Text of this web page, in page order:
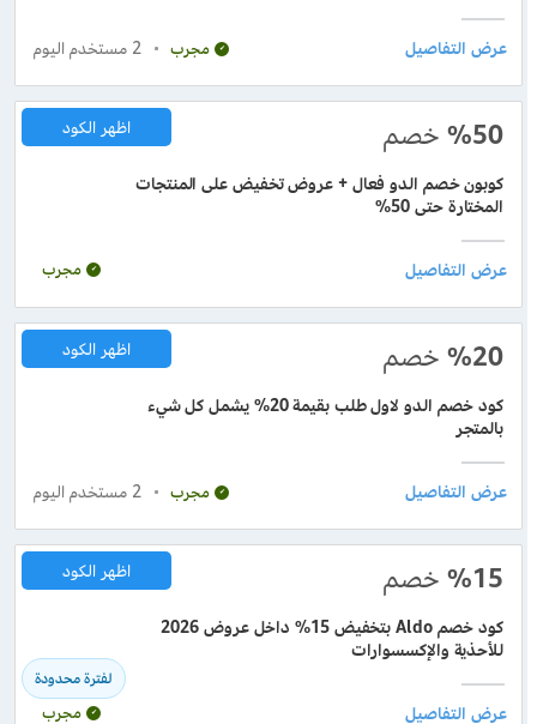
مجرب 2 مستخدم اليوم
%50 خصم
كوبون خصم الدو فعال + عروض تخفيض على المنتجات
المختارة حتى 50%
اظهر الكود
مجرب
%20 خصم
كود خصم الدو لاول طلب بقيمة 20% يشمل كل شيء
بالمتجر
اظهر الكود
مجرب 2 مستخدم اليوم
%15 خصم
لفترة محدودة
كود خصم Aldo بتخفيض 15% داخل عروض 2026
للأحذية والإكسسوارات
اظهر الكود
مجرب